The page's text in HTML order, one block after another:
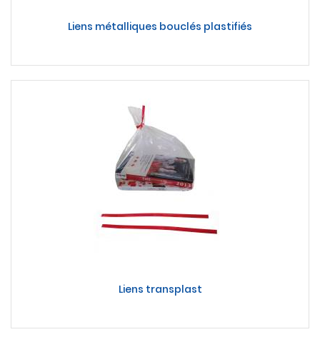
Liens métalliques bouclés plastifiés
Liens transplast